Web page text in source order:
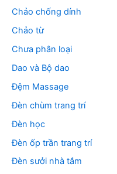
Chảo chống dính
Chảo từ
Chưa phân loại
Dao và Bộ dao
Đệm Massage
Đèn chùm trang trí
Đèn học
Đèn ốp trần trang trí
Đèn sưởi nhà tắm